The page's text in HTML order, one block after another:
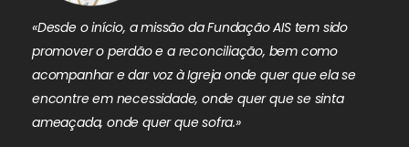
«Desde o início, a missão da Fundação AIS tem sido
promover o perdão e a reconciliação, bem como
acompanhar e dar voz à Igreja onde quer que ela se
encontre em necessidade, onde quer que se sinta
ameaçada, onde quer que sofra.»